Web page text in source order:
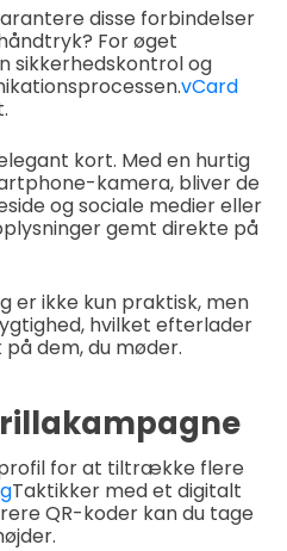
disse forbindelser
For øget
sikkerhedskontrol og
vCard
kort. Med en hurtig
kamera, bliver de
og sociale medier eller
gemt direkte på
er ikke kun praktisk, men
hvilket efterlader
dem, du møder.
for at tiltrække flere
Taktikker med et digitalt
QR-koder kan du tage